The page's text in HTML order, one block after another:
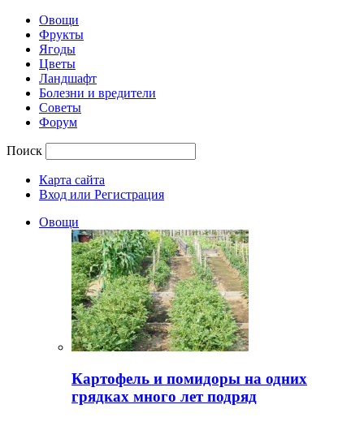
Овощи
Фрукты
Ягоды
Цветы
Ландшафт
Болезни и вредители
Советы
Форум
Поиск
Карта сайта
Вход или Регистрация
Овощи
Картофель и помидоры на одних
грядках много лет подряд